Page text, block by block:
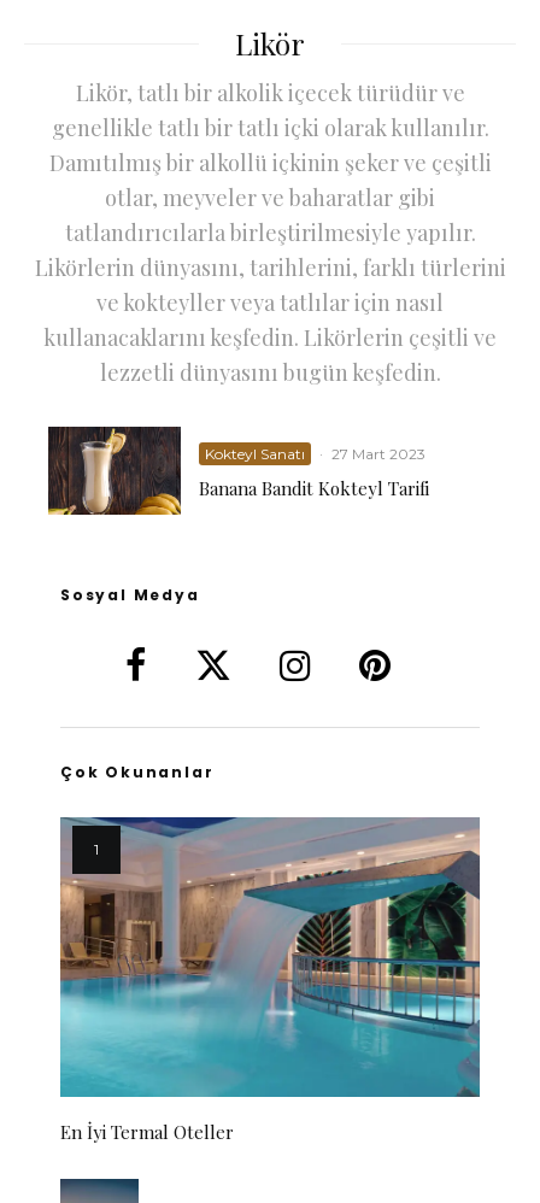
Likör
Likör, tatlı bir alkolik içecek türüdür ve
genellikle tatlı bir tatlı içki olarak kullanılır.
Damıtılmış bir alkollü içkinin şeker ve çeşitli
otlar, meyveler ve baharatlar gibi
tatlandırıcılarla birleştirilmesiyle yapılır.
Likörlerin dünyasını, tarihlerini, farklı türlerini
ve kokteyller veya tatlılar için nasıl
kullanacaklarını keşfedin. Likörlerin çeşitli ve
lezzetli dünyasını bugün keşfedin.
Kokteyl Sanatı · 27 Mart 2023
Banana Bandit Kokteyl Tarifi
Sosyal Medya
Çok Okunanlar
En İyi Termal Oteller